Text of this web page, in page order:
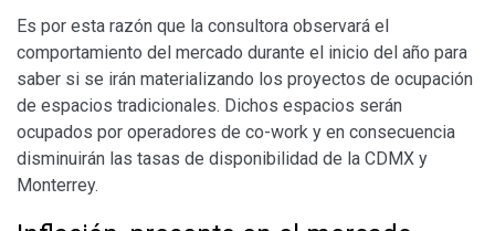
Es por esta razón que la consultora observará el
comportamiento del mercado durante el inicio del año para
saber si se irán materializando los proyectos de ocupación
de espacios tradicionales. Dichos espacios serán
ocupados por operadores de co-work y en consecuencia
disminuirán las tasas de disponibilidad de la CDMX y
Monterrey.